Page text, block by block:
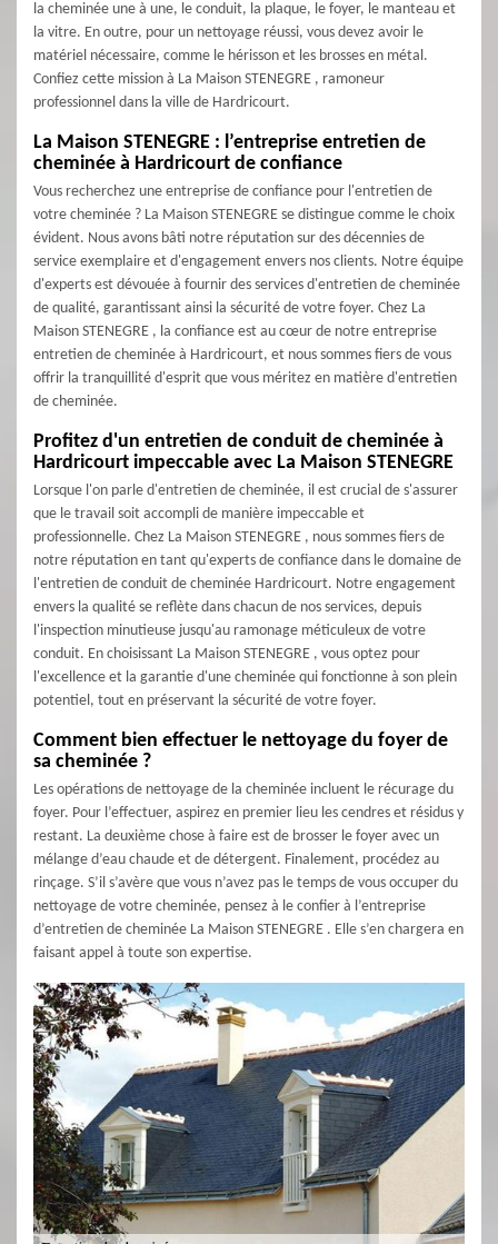
la cheminée une à une, le conduit, la plaque, le foyer, le manteau et
la vitre. En outre, pour un nettoyage réussi, vous devez avoir le
matériel nécessaire, comme le hérisson et les brosses en métal.
Confiez cette mission à La Maison STENEGRE , ramoneur
professionnel dans la ville de Hardricourt.
La Maison STENEGRE : l’entreprise entretien de
cheminée à Hardricourt de confiance
Vous recherchez une entreprise de confiance pour l'entretien de
votre cheminée ? La Maison STENEGRE se distingue comme le choix
évident. Nous avons bâti notre réputation sur des décennies de
service exemplaire et d'engagement envers nos clients. Notre équipe
d'experts est dévouée à fournir des services d'entretien de cheminée
de qualité, garantissant ainsi la sécurité de votre foyer. Chez La
Maison STENEGRE , la confiance est au cœur de notre entreprise
entretien de cheminée à Hardricourt, et nous sommes fiers de vous
offrir la tranquillité d'esprit que vous méritez en matière d'entretien
de cheminée.
Profitez d'un entretien de conduit de cheminée à
Hardricourt impeccable avec La Maison STENEGRE
Lorsque l'on parle d'entretien de cheminée, il est crucial de s'assurer
que le travail soit accompli de manière impeccable et
professionnelle. Chez La Maison STENEGRE , nous sommes fiers de
notre réputation en tant qu'experts de confiance dans le domaine de
l'entretien de conduit de cheminée Hardricourt. Notre engagement
envers la qualité se reflète dans chacun de nos services, depuis
l'inspection minutieuse jusqu'au ramonage méticuleux de votre
conduit. En choisissant La Maison STENEGRE , vous optez pour
l'excellence et la garantie d'une cheminée qui fonctionne à son plein
potentiel, tout en préservant la sécurité de votre foyer.
Comment bien effectuer le nettoyage du foyer de
sa cheminée ?
Les opérations de nettoyage de la cheminée incluent le récurage du
foyer. Pour l’effectuer, aspirez en premier lieu les cendres et résidus y
restant. La deuxième chose à faire est de brosser le foyer avec un
mélange d’eau chaude et de détergent. Finalement, procédez au
rinçage. S’il s’avère que vous n’avez pas le temps de vous occuper du
nettoyage de votre cheminée, pensez à le confier à l’entreprise
d’entretien de cheminée La Maison STENEGRE . Elle s’en chargera en
faisant appel à toute son expertise.